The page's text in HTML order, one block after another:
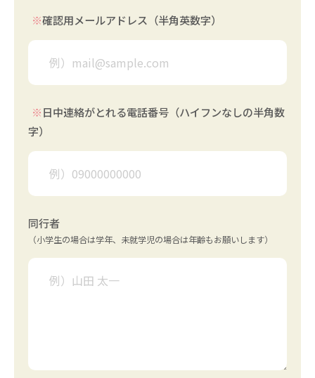
※確認用メールアドレス（半角英数字）
※日中連絡がとれる電話番号 （ハイフンなしの半角数
字）
同行者
（小学生の場合は学年、未就学児の場合は年齢もお願いします）